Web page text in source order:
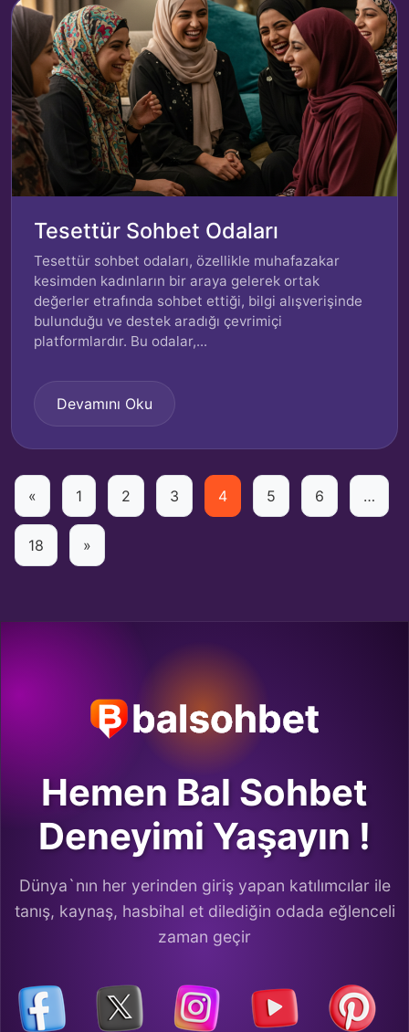
Tesettür Sohbet Odaları
Tesettür sohbet odaları, özellikle muhafazakar
kesimden kadınların bir araya gelerek ortak
değerler etrafında sohbet ettiği, bilgi alışverişinde
bulunduğu ve destek aradığı çevrimiçi
platformlardır. Bu odalar,...
Devamını Oku
Yazı
sayfalaması
« 1 2 3 4 5 6 …
18 »
Hemen Bal Sohbet
Deneyimi Yaşayın !
Dünya`nın her yerinden giriş yapan katılımcılar ile
tanış, kaynaş, hasbihal et dilediğin odada eğlenceli
zaman geçir